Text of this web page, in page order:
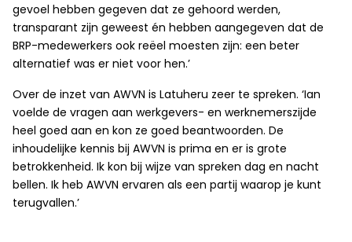
gevoel hebben gegeven dat ze gehoord werden,
transparant zijn geweest én hebben aangegeven dat de
BRP-medewerkers ook reëel moesten zijn: een beter
alternatief was er niet voor hen.’
Over de inzet van AWVN is Latuheru zeer te spreken. ‘Ian
voelde de vragen aan werkgevers- en werknemerszijde
heel goed aan en kon ze goed beantwoorden. De
inhoudelijke kennis bij AWVN is prima en er is grote
betrokkenheid. Ik kon bij wijze van spreken dag en nacht
bellen. Ik heb AWVN ervaren als een partij waarop je kunt
terugvallen.’